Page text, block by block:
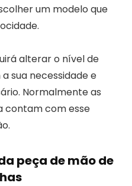
um modelo que
alterar o nível de
sua necessidade e
Normalmente as
contam com esse
peça de mão de